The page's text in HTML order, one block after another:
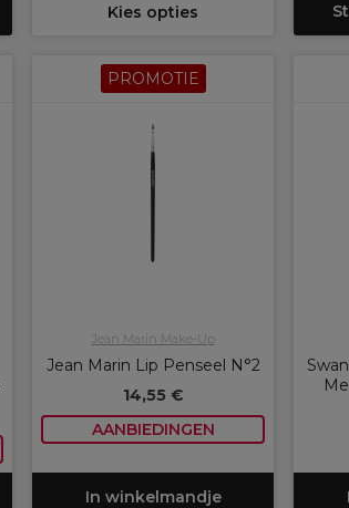
Kies opties
PROMOTIE
Jean Marin Make-Up
Jean Marin Lip Penseel N°2
14,55 €
AANBIEDINGEN
In winkelmandje